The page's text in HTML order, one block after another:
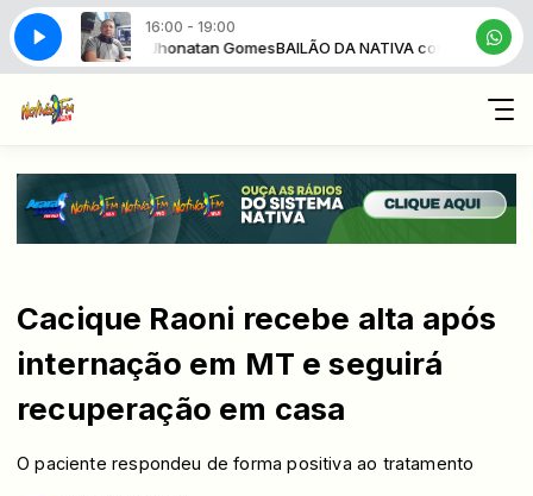
16:00 - 19:00
NATIVA com Jhonatan GomesBAILÃO DA NATIVA com Jhonatan
Cacique Raoni recebe alta após
internação em MT e seguirá
recuperação em casa
O paciente respondeu de forma positiva ao tratamento